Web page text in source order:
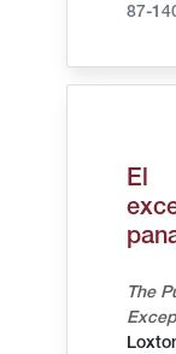
87-
El
The